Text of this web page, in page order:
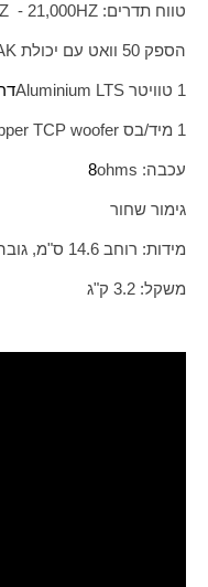
טווח תדרים: HZ
21,000 -
הספק 50 וואט עם יכולת
1 טוויטר Aluminium LTS
1 מיד/בס TCP woofer
עכבה: ohms
8
גימור שחור
מידות: רוחב 14.6 ס"מ, גובה 29.8 ס"מ, עומק 21.6 ס"מ
משקל: 3.2 ק"ג